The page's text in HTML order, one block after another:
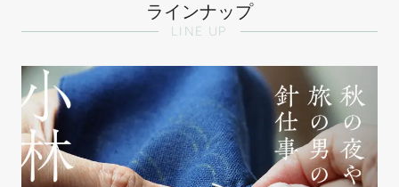
ラインナップ
LINE UP